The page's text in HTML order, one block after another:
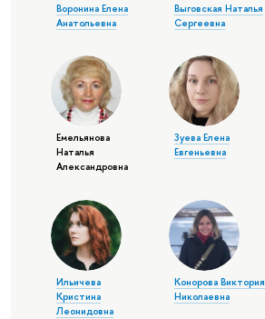
Воронина Елена
Анатольевна
Выговская Наталья
Сергеевна
Емельянова
Наталья
Александровна
Зуева Елена
Евгеньевна
Ильичева
Кристина
Леонидовна
Конорова Виктория
Николаевна